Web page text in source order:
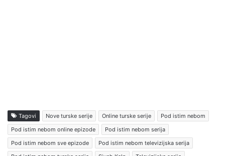
Tagovi Nove turske serije Online turske serije
Pod istim nebom
Pod istim nebom online epizode
Pod istim nebom serija
Pod istim nebom sve epizode
Pod istim nebom televizijska serija